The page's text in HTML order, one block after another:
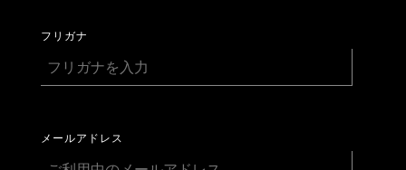
フリガナ
メールアドレス